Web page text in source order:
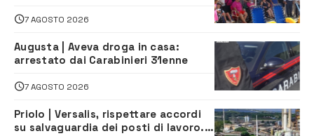
tutti
7 AGOSTO 2026
Augusta | Aveva droga in casa:
arrestato dai Carabinieri 31enne
7 AGOSTO 2026
Priolo | Versalis, rispettare accordi
su salvaguardia dei posti di lavoro. Il